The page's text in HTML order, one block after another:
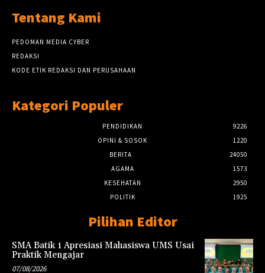
Tentang Kami
PEDOMAN MEDIA CYBER
REDAKSI
KODE ETIK REDAKSI DAN PERUSAHAAN
Kategori Populer
PENDIDIKAN
9226
OPINI & SOSOK
1220
BERITA
24050
AGAMA
1573
KESEHATAN
2950
POLITIK
1925
Pilihan Editor
SMA Batik 1 Apresiasi Mahasiswa UMS Usai
Praktik Mengajar
07/08/2026